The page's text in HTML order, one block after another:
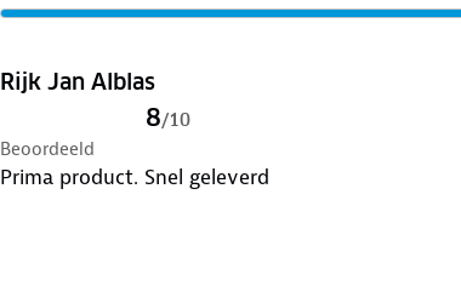
Rijk Jan Alblas
8/10
Beoordeeld
Prima product. Snel geleverd